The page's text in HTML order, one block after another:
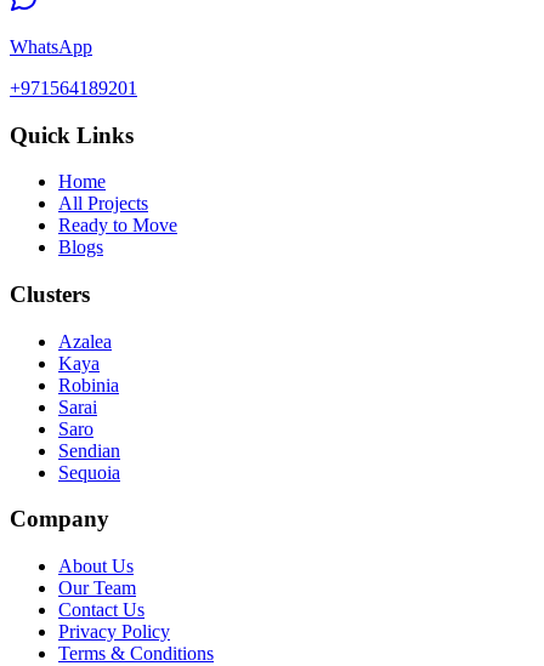
WhatsApp
+971564189201
Quick Links
Home
All Projects
Ready to Move
Blogs
Clusters
Azalea
Kaya
Robinia
Sarai
Saro
Sendian
Sequoia
Company
About Us
Our Team
Contact Us
Privacy Policy
Terms & Conditions